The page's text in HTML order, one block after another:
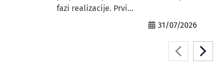
fazi realizacije. Prvi...
31/07/2026